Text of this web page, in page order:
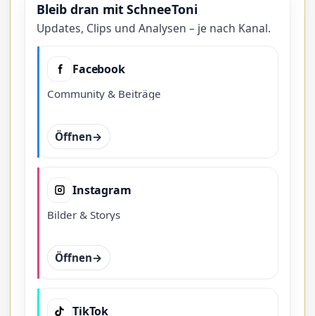
Bleib dran mit SchneeToni
Updates, Clips und Analysen – je nach Kanal.
Facebook
Community & Beiträge
Öffnen
Instagram
Bilder & Storys
Öffnen
TikTok